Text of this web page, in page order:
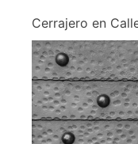
Cerrajero en